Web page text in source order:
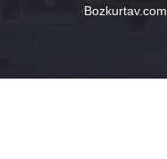
Bozkurtav.com